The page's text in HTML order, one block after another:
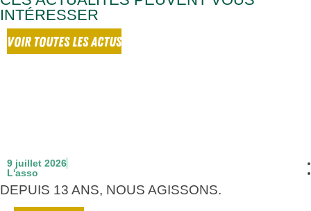
INTÉRESSER
VOIR TOUTES LES ACTUS
9 juillet 2026
L'asso
DEPUIS 13 ANS, NOUS AGISSONS.